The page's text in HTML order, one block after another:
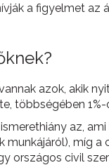
a figyelmet az
azok, akik
többségében 1%-
az,
munkájáról), míg
országos civil